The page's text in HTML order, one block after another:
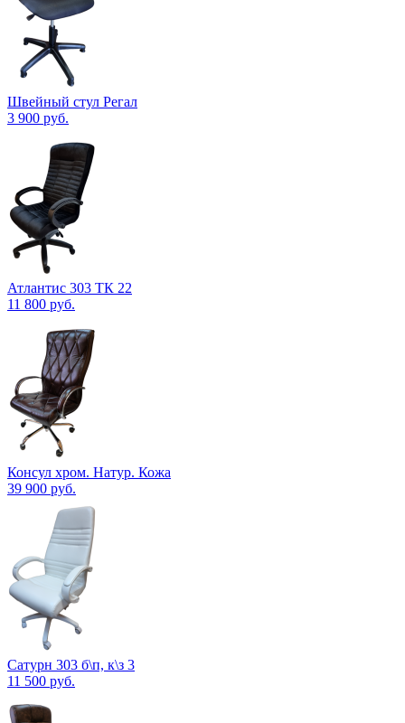
Швейный стул Регал
3 900 руб.
Атлантис 303 ТК 22
11 800 руб.
Консул хром. Натур. Кожа
39 900 руб.
Сатурн 303 б\п, к\з 3
11 500 руб.